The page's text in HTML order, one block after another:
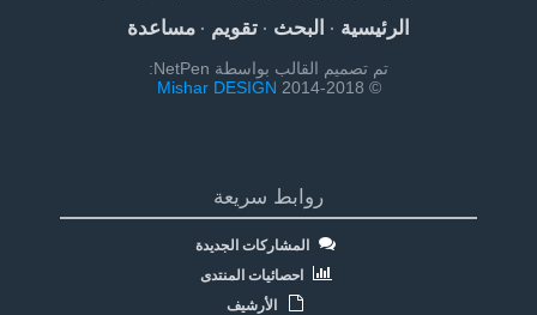
الرئيسية· البحث· تقويم· مساعدة
تم تصميم القالب بواسطة NetPen:
© 2014-2018
Mishar DESIGN
روابط سريعة
المشاركات الجديدة
احصائيات المنتدى
الأرشيف